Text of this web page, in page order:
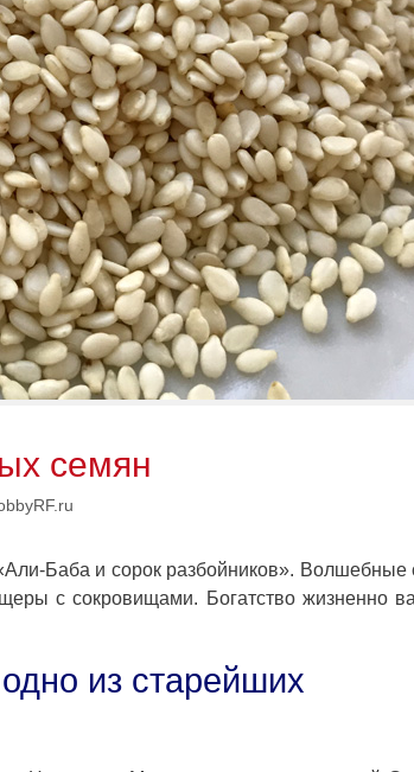
семян
Баба и сорок разбойников». Волшебные
с сокровищами. Богатство жизненно
из старейших